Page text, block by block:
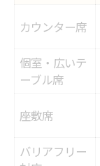
カウンター席
個室・広いテ
ーブル席
座敷席
バリアフリー